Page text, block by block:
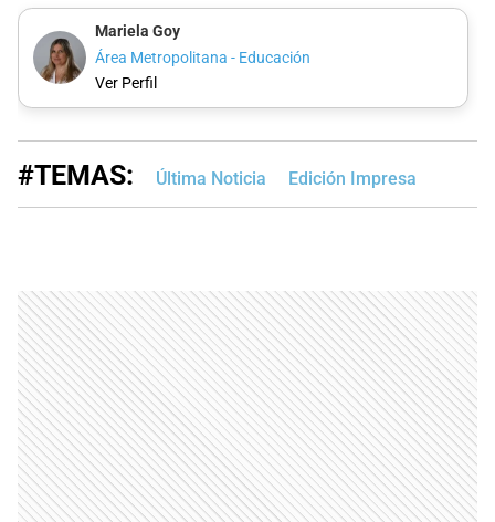
Mariela Goy
Área Metropolitana - Educación
Ver Perfil
#TEMAS: Última Noticia Edición Impresa